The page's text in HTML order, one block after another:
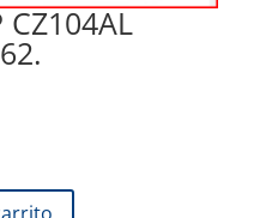
CZ104AL